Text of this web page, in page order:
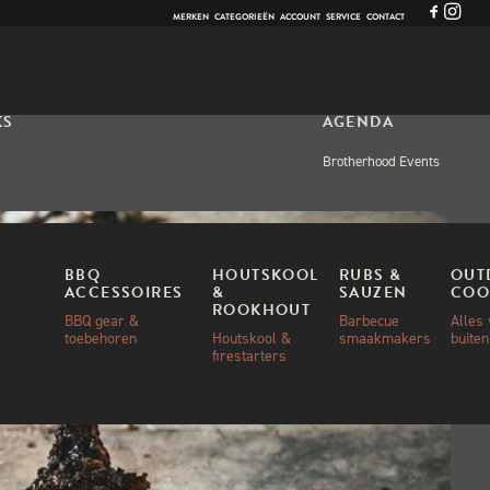
MERKEN CATEGORIEËN ACCOUNT SERVICE CONTACT
BBQ
ACCESSOIRES
BBQ gear &
toebehoren
HOUTSKOOL
&
ROOKHOUT
Houtskool &
firestarters
RUBS &
SAUZEN
Barbecue
smaakmakers
Alles
AGENDA
Brotherhood Events